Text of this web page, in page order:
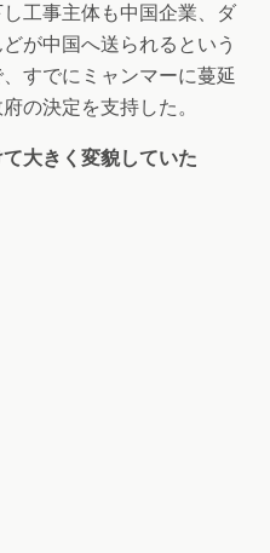
工事主体も中国企業、ダ
が中国へ送られるという
すでにミャンマーに蔓延
の決定を支持した。
大きく変貌していた